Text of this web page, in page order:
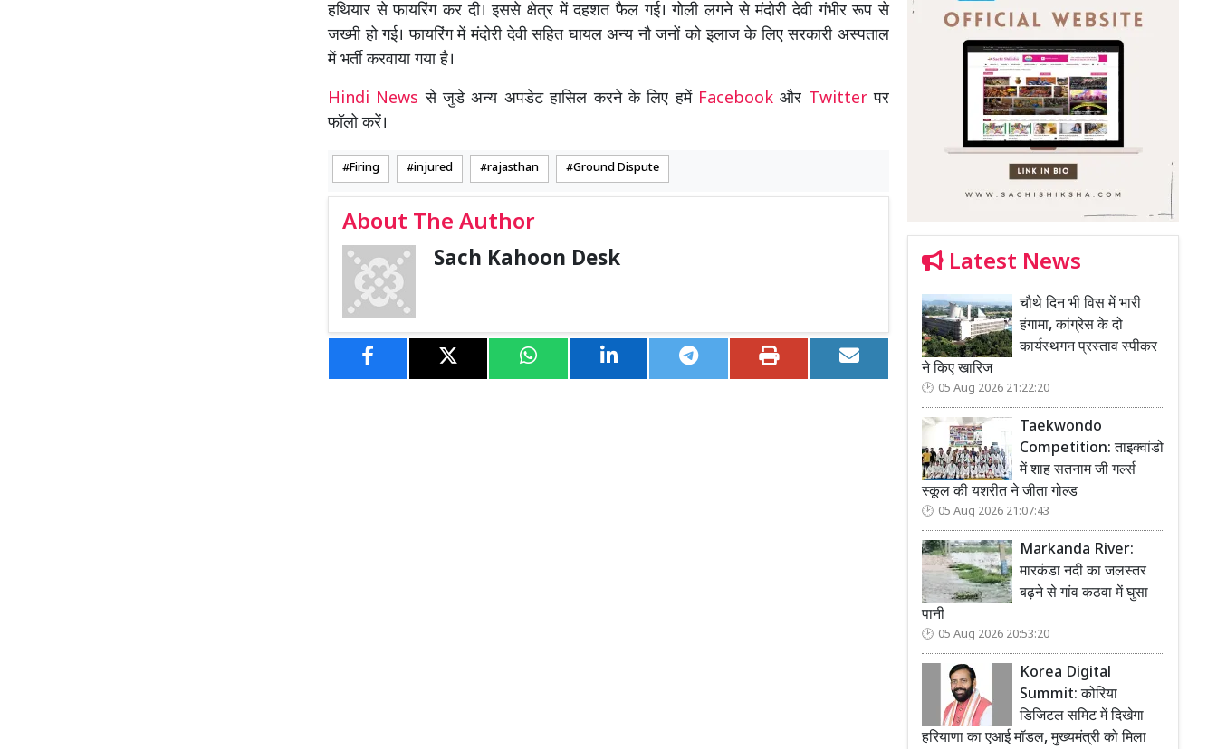
हथियार से फायरिंग कर दी। इससे क्षेत्र में दहशत फैल गई। गोली लगने से मंदोरी देवी गंभीर रूप से
जख्मी हो गई। फायरिंग में मंदोरी देवी सहित घायल अन्य नौ जनों को इलाज के लिए सरकारी अस्पताल
में भर्ती करवाया गया है।
Hindi Newsसे जुडे अन्य अपडेट हासिल करने के लिए हमें Facebookऔर Twitterपर
फॉलो करें।
Firing injured rajasthan Ground Dispute
About The Author
Sach Kahoon Desk Latest News
चौथे दिन भी विस में भारी
हंगामा, कांग्रेस के दो
कार्यस्थगन प्रस्ताव स्पीकर
ने किए खारिज
05 Aug 2026 21:22:20
Taekwondo
Competition: ताइक्वांडो
में शाह सतनाम जी गर्ल्स
स्कूल की यशरीत ने जीता गोल्ड
05 Aug 2026 21:07:43
Markanda River:
मारकंडा नदी का जलस्तर
बढ़ने से गांव कठवा में घुसा
पानी
05 Aug 2026 20:53:20
Korea Digital
Summit: कोरिया
डिजिटल समिट में दिखेगा
हरियाणा का एआई मॉडल, मुख्यमंत्री को मिला